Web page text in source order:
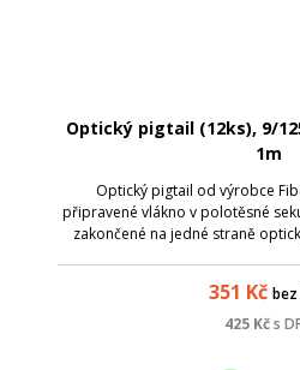
Optický pigtail (12ks), 9/
1m
Optický pigtail od výrobce
připravené vlákno v polotěsné
zakončené na jedné straně
351 Kč bez
425 Kčs